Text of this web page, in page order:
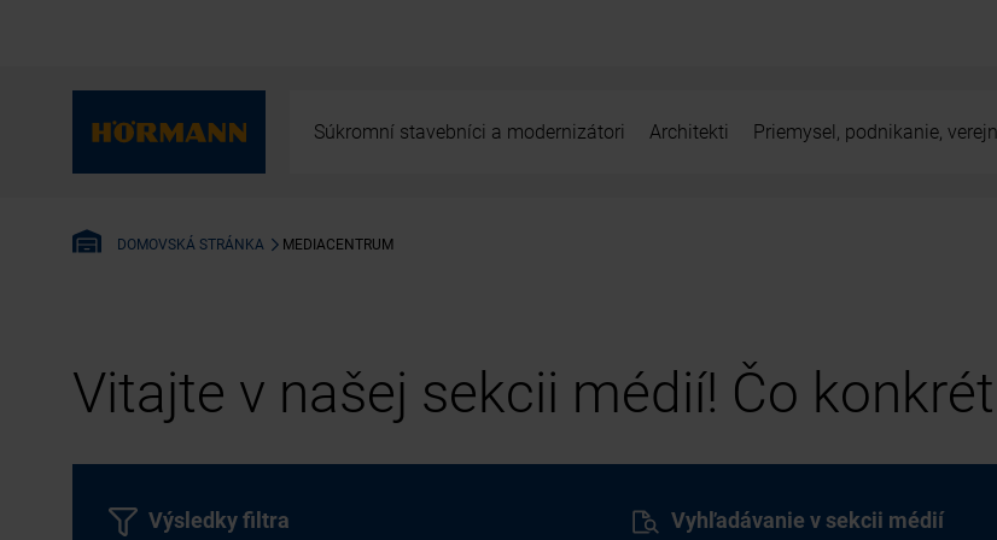
Súkromní stavebníci a modernizátori Architekti Priemysel, podnikanie,
DOMOVSKÁ STRÁNKA MEDIACENTRUM
Vitajte v našej sekcii médií! Čo
Vyhľadávanie v sekcii médií
Výsledky filtra